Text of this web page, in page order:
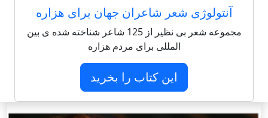
آنتولوژی شعر شاعران جهان برای هزاره
مجموعه شعر بی نظیر از 125 شاعر شناخته شده ی بین
المللی برای مردم هزاره
این کتاب را بخرید